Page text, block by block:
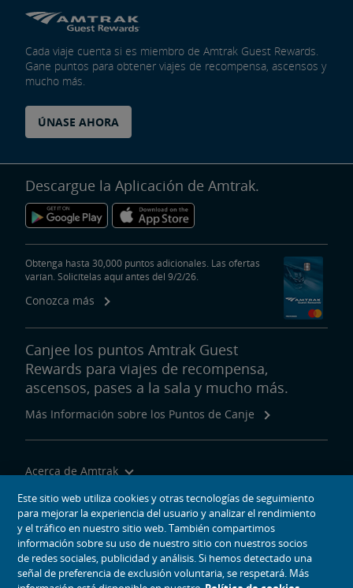
Cada viaje cuenta si es miembro de Amtrak Guest Rewards.
Gane puntos para obtener viajes de recompensa, ascensos y
mucho más.
ÚNASE AHORA
Descargue la Aplicación de Amtrak.
Obtenga hasta 30,000 puntos adicionales. Las ofertas
varían. Solicítelas aquí antes del 9/2/26.
Conozca más
Canjee los puntos Amtrak Guest
Rewards para viajes de recompensa,
ascensos, pases a la sala y mucho más.
Más Información sobre los Puntos de Canje
Acerca de Amtrak
Viajar con Nosotros
Herramientas del Sitio
Este sitio web utiliza cookies y otras tecnologías de seguimiento
para mejorar la experiencia del usuario y analizar el rendimiento
y el tráfico en nuestro sitio web. También compartimos
información sobre su uso de nuestro sitio con nuestros socios
de redes sociales, publicidad y análisis. Si hemos detectado una
señal de preferencia de exclusión voluntaria, se respetará. Más